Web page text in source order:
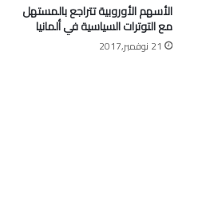
الأسهم الأوروبية تتراجع بالمستهل
مع التوترات السياسية في ألمانيا
21 نوفمبر,2017